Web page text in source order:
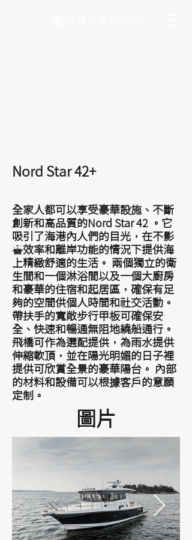
Nord Star 42+
全家人都可以享受豪華設施、不斷
創新和高品質的Nord Star 42 。它
吸引了海港內人們的目光，在不影
響效率和離岸功能的情況下提供海
上精緻舒適的生活。 兩個獨立的衛
生間和一個淋浴間以及一個大廚房
和豪華的住宿和起居區，確保有足
夠的空間供個人時間和社交活動。
帶扶手的寬敞步行甲板可確保安
全、快速和暢通無阻地繞船通行。
飛橋可作為選配提供，為雨水提供
伸縮軟頂，並在陽光明媚的日子裡
提供可欣賞全景的豪華陽台。 內部
的材料和設備可以根據客戶的意願
定制。
圖片